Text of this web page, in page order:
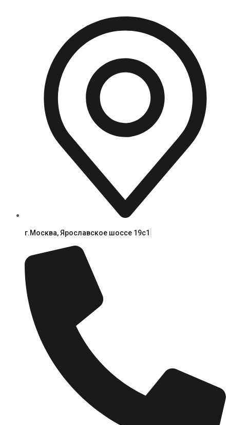
г.Москва, Ярославское шоссе 19с1